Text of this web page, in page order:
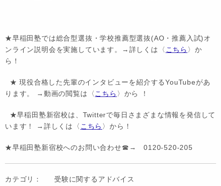
★早稲田塾では総合型選抜・学校推薦型選抜(AO・推薦入試)オ
ンライン説明会を実施しています。→詳しくは〈 こちら 〉か
ら！
★ 現役合格した先輩のインタビューを紹介するYouTubeがあ
ります。 →動画の閲覧は〈 こちら 〉から ！
★早稲田塾新宿校は、Twitterで毎日さまざまな情報を発信して
います！ →詳しくは〈 こちら 〉から！
★早稲田塾新宿校へのお問い合わせ☎→ 0120-520-205
カテゴリ： 受験に関するアドバイス